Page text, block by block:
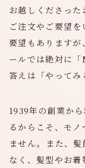
お越しくださっ
ご注文やご要望
要望もありますが
ールでは絶対に
答えは「やってみ
1939年の創業か
るからこそ、モ
ません。また、
なく、髪型やお